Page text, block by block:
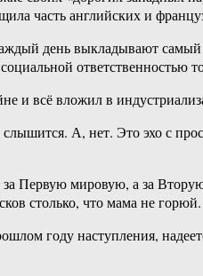
часть английских и
день выкладывают
ответственностью
и всё вложил в
А, нет. Это эхо с
Первую мировую, а за
столько, что мама не
году наступления,